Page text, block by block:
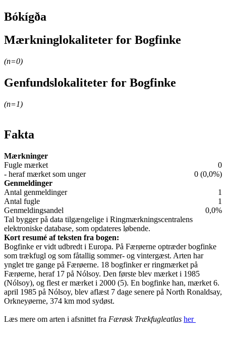
Bókígða
Mærkninglokaliteter for Bogfinke
−
(n=0)
Genfundslokaliteter for Bogfinke
−
(n=1)
Fakta
Mærkninger
Fugle mærket
0
- heraf mærket som unger
0 (0,0%)
Genmeldinger
Antal genmeldinger
1
Antal fugle
1
Genmeldingsandel
0,0%
Tal bygger på data tilgængelige i Ringmærkningscentralens
elektroniske database, som opdateres løbende.
Kort resumé af teksten fra bogen:
Bogfinke er vidt udbredt i Europa. På Færøerne optræder bogfinke
som trækfugl og som fåtallig sommer- og vintergæst. Arten har
ynglet tre gange på Færøerne. 18 bogfinker er ringmærket på
Færøerne, heraf 17 på Nólsoy. Den første blev mærket i 1985
(Nólsoy), og flest er mærket i 2000 (5). En bogfinke han, mærket 6.
april 1985 på Nólsoy, blev aflæst 7 dage senere på North Ronaldsay,
Orkneyøerne, 374 km mod sydøst.
Læs mere om arten i afsnittet fra Færøsk Trækfugleatlas her